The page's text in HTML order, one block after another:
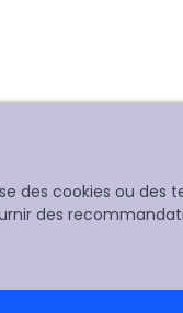
des cookies ou des
des